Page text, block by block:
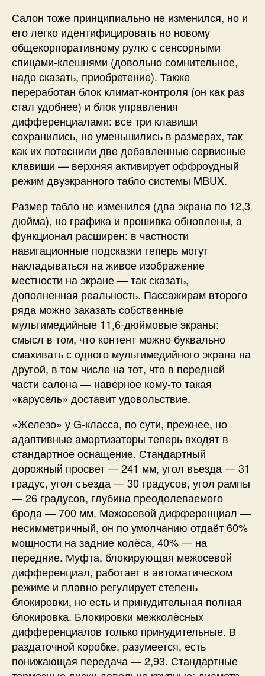
Салон тоже принципиально не изменился, но и
его легко идентифицировать но новому
общекорпоративному рулю с сенсорными
спицами-клешнями (довольно сомнительное,
надо сказать, приобретение). Также
переработан блок климат-контроля (он как раз
стал удобнее) и блок управления
дифференциалами: все три клавиши
сохранились, но уменьшились в размерах, так
как их потеснили две добавленные сервисные
клавиши — верхняя активирует оффроудный
режим двуэкранного табло системы MBUX.
Размер табло не изменился (два экрана по 12,3
дюйма), но графика и прошивка обновлены, а
функционал расширен: в частности
навигационные подсказки теперь могут
накладываться на живое изображение
местности на экране — так сказать,
дополненная реальность. Пассажирам второго
ряда можно заказать собственные
мультимедийные 11,6-дюймовые экраны:
смысл в том, что контент можно буквально
смахивать с одного мультимедийного экрана на
другой, в том числе на тот, что в передней
части салона — наверное кому-то такая
«карусель» доставит удовольствие.
«Железо» у G-класса, по сути, прежнее, но
адаптивные амортизаторы теперь входят в
стандартное оснащение. Стандартный
дорожный просвет — 241 мм, угол въезда — 31
градус, угол съезда — 30 градусов, угол рампы
— 26 градусов, глубина преодолеваемого
брода — 700 мм. Межосевой дифференциал —
несимметричный, он по умолчанию отдаёт 60%
мощности на задние колёса, 40% — на
передние. Муфта, блокирующая межосевой
дифференциал, работает в автоматическом
режиме и плавно регулирует степень
блокировки, но есть и принудительная полная
блокировка. Блокировки межколёсных
дифференциалов только принудительные. В
раздаточной коробке, разумеется, есть
понижающая передача — 2,93. Стандартные